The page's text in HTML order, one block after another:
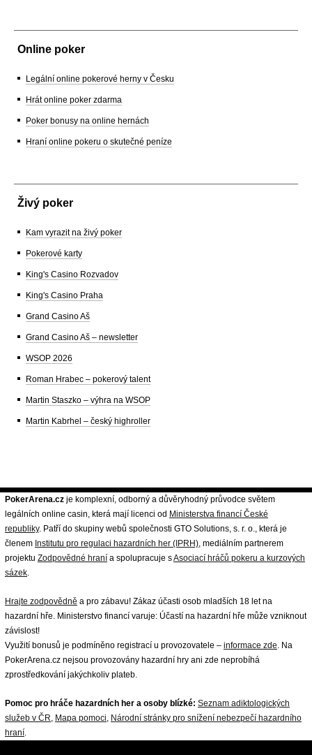
Online poker
Legální online pokerové herny v Česku
Hrát online poker zdarma
Poker bonusy na online hernách
Hraní online pokeru o skutečné peníze
Živý poker
Kam vyrazit na živý poker
Pokerové karty
King's Casino Rozvadov
King's Casino Praha
Grand Casino Aš
Grand Casino Aš – newsletter
WSOP 2026
Roman Hrabec – pokerový talent
Martin Staszko – výhra na WSOP
Martin Kabrhel – český highroller
PokerArena.cz je komplexní, odborný a důvěryhodný průvodce světem
legálních online casin, která mají licenci od Ministerstva financí České
republiky. Patří do skupiny webů společnosti GTO Solutions, s. r. o., která je
členem Institutu pro regulaci hazardních her (IPRH) , mediálním partnerem
projektu Zodpovědné hraní a spolupracuje sAsociací hráčů pokeru a kurzových
sázek
Hrajte zodpovědně a pro zábavu! Zákaz účasti osob mladších 18 let na
hazardní hře. Ministerstvo financí varuje: Účastí na hazardní hře může vzniknout
závislost!
Využití bonusů je podmíněno registrací u provozovatele – informace zde . Na
PokerArena.cz nejsou provozovány hazardní hry ani zde neprobíhá
zprostředkování jakýchkoliv plateb.
Pomoc pro hráče hazardních her a osoby blízké: Seznam adiktologických
služeb v ČR Mapa pomoci Národní stránky pro snížení nebezpečí hazardního
hraní